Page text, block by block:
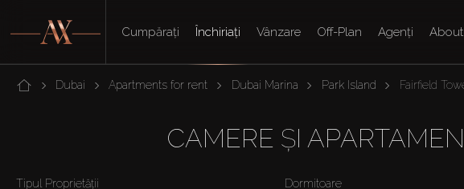
Cumpărați Închiriați Vânzare Off-Plan Agenți
Dubai Apartments for rent Dubai Marina Park Island Fairfield
CAMERE ȘI
Tipul Proprietății Dormitoare